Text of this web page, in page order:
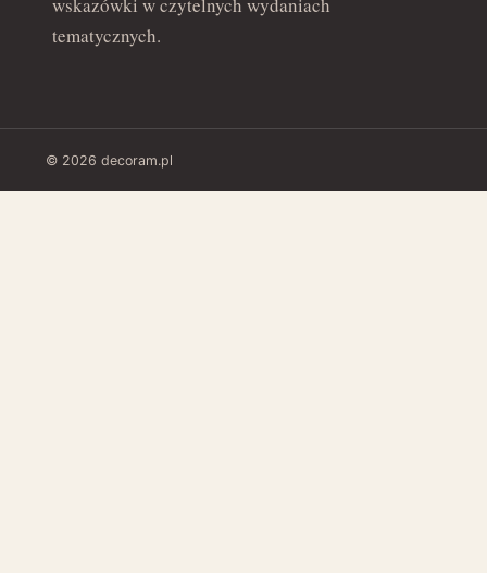
wskazówki w czytelnych wydaniach
tematycznych.
© 2026 decoram.pl